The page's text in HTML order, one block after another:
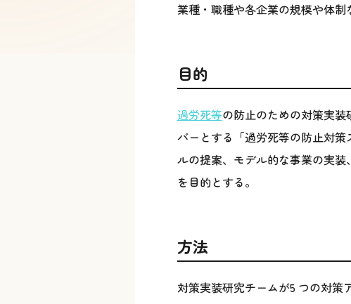
業種・職種や各企業の規模や体
目的
過労死等の防止のための対策実
バーとする「過労死等の防止対
ルの提案、モデル的な事業の実
を目的とする。
方法
対策実装研究チームが5 つの対